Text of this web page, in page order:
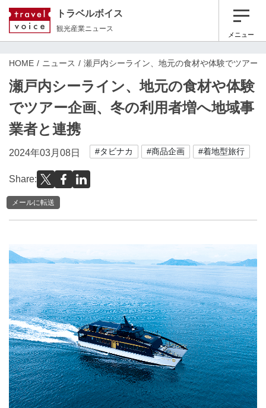
トラベルボイス
観光産業ニュース
メニュー
HOME ニュース 瀬戸内シーライン、地元の食材や体験でツアー
瀬戸内シーライン、地元の食材や体験
でツアー企画、冬の利用者増へ地域事
業者と連携
2024年03月08日 #タビナカ #商品企画 #着地型旅行
Share:
メールに転送